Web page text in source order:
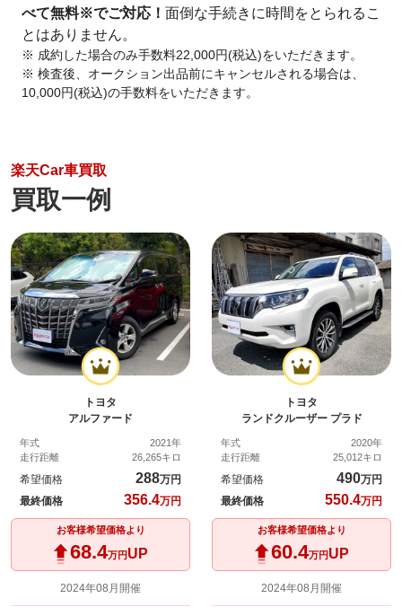
べて無料※でご対応！ 面倒な手続きに時間をとられるこ
とはありません。
※ 成約した場合のみ手数料22,000円(税込)をいただきます。
※ 検査後、オークション出品前にキャンセルされる場合は、
10,000円(税込)の手数料をいただきます。
楽天Car車買取
買取一例
トヨタ
アルファード
年式
2021年
走行距離
26,265キロ
希望価格 288万円
最終価格
356.4万円
お客様希望価格より
68.4万円UP
2024年08月開催
トヨタ
ランドクルーザー プラド
年式
2020年
走行距離
25,012キロ
希望価格 490万円
最終価格
550.4万円
お客様希望価格より
60.4万円UP
2024年08月開催